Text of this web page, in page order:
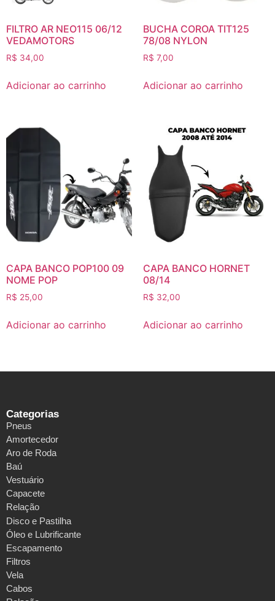
FILTRO AR NEO115 06/12
VEDAMOTORS
R$ 34,00
Adicionar ao carrinho
BUCHA COROA TIT125
78/08 NYLON
R$ 7,00
Adicionar ao carrinho
CAPA BANCO POP100 09
NOME POP
R$ 25,00
Adicionar ao carrinho
CAPA BANCO HORNET
08/14
R$ 32,00
Adicionar ao carrinho
Categorias
Pneus
Amortecedor
Aro de Roda
Baú
Vestuário
Capacete
Relação
Disco e Pastilha
Óleo e Lubrificante
Escapamento
Filtros
Vela
Cabos